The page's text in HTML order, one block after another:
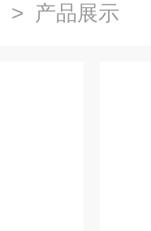
> 产品展示